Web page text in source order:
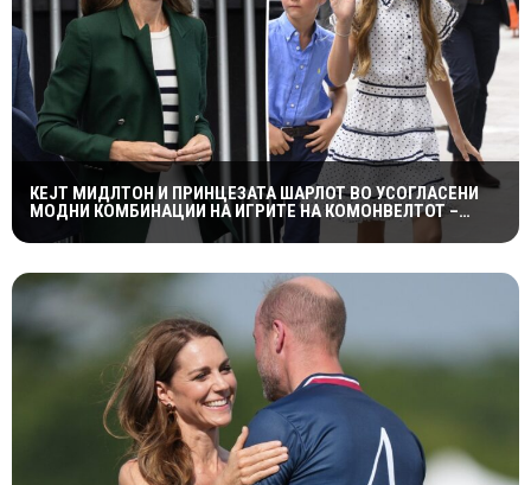
КЕЈТ МИДЛТОН И ПРИНЦЕЗАТА ШАРЛОТ ВО УСОГЛАСЕНИ
МОДНИ КОМБИНАЦИИ НА ИГРИТЕ НА КОМОНВЕЛТОТ –
КРАЛСКОТО СЕМЕЈСТВО ГО ПРИВЛЕЧЕ ЦЕЛОТО ВНИМАНИЕ